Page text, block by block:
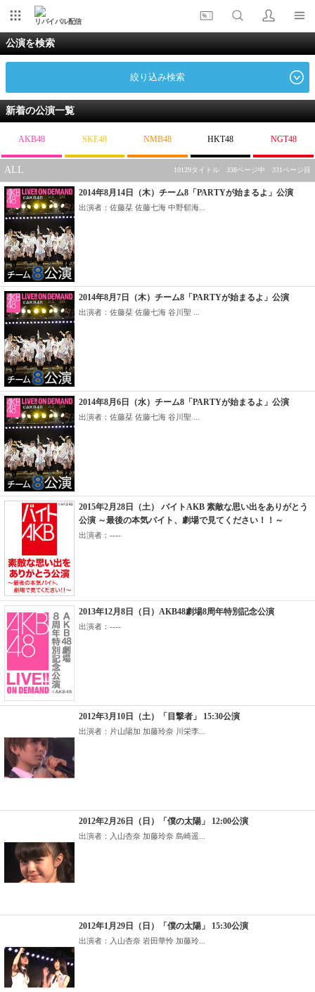
リバイバル配信
公演を検索
絞り込み検索
新着の公演一覧
AKB48 SKE48 NMB48 HKT48 NGT48
ALL 10129タイトル 338ページ中 331ページ目
2014年8月14日（木）チーム8「PARTYが始まるよ」公演
出演者：佐藤栞 佐藤七海 中野郁海...
2014年8月7日（木）チーム8「PARTYが始まるよ」公演
出演者：佐藤栞 佐藤七海 谷川聖 ...
2014年8月6日（水）チーム8「PARTYが始まるよ」公演
出演者：佐藤栞 佐藤七海 谷川聖 ...
2015年2月28日（土） バイトAKB 素敵な思い出をありがとう
公演 ～最後の本気バイト、劇場で見てください！！～
出演者：----
2013年12月8日（日）AKB48劇場8周年特別記念公演
出演者：----
2012年3月10日（土）「目撃者」 15:30公演
出演者：片山陽加 加藤玲奈 川栄李...
2012年2月26日（日）「僕の太陽」 12:00公演
出演者：入山杏奈 加藤玲奈 島崎遥...
2012年1月29日（日）「僕の太陽」 15:30公演
出演者：入山杏奈 岩田華怜 加藤玲...